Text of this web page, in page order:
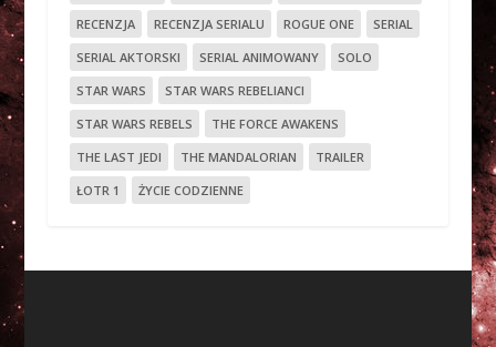
RECENZJA
RECENZJA SERIALU ROGUE ONE
SERIAL
SERIAL AKTORSKI
SERIAL ANIMOWANY
SOLO
STAR WARS
STAR WARS REBELIANCI
STAR WARS REBELS
THE FORCE AWAKENS
THE LAST JEDI
THE MANDALORIAN
TRAILER
ŁOTR 1
ŻYCIE CODZIENNE